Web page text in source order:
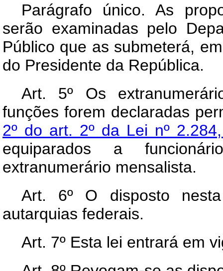
Parágrafo único. As
serão examinadas pelo
Público que as submeterá,
do Presidente da República.
Art. 5º Os
funções forem declaradas
2º do art. 2º da Lei nº
equiparados a
extranumerário mensalista.
Art. 6º O disposto
autarquias federais.
Art. 7º Esta lei entrará em